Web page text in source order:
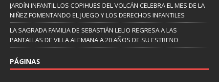
JARDÍN INFANTIL LOS COPIHUES DEL VOLCÁN CELEBRA EL MES DE LA
NIÑEZ FOMENTANDO EL JUEGO Y LOS DERECHOS INFANTILES
LA SAGRADA FAMILIA DE SEBASTIÁN LELIO REGRESA A LAS
PANTALLAS DE VILLA ALEMANA A 20 AÑOS DE SU ESTRENO
PÁGINAS